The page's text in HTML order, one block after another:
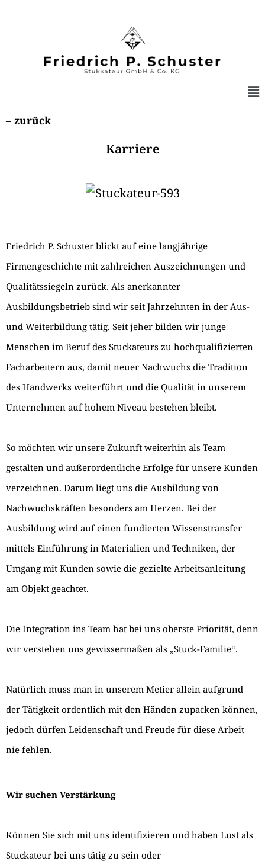
– zurück
Karriere
Friedrich P. Schuster blickt auf eine langjährige
Firmengeschichte mit zahlreichen Auszeichnungen und
Qualitätssiegeln zurück. Als anerkannter
Ausbildungsbetrieb sind wir seit Jahrzehnten in der Aus-
und Weiterbildung tätig. Seit jeher bilden wir junge
Menschen im Beruf des Stuckateurs zu hochqualifizierten
Facharbeitern aus, damit neuer Nachwuchs die Tradition
des Handwerks weiterführt und die Qualität in unserem
Unternehmen auf hohem Niveau bestehen bleibt.
So möchten wir unsere Zukunft weiterhin als Team
gestalten und außerordentliche Erfolge für unsere Kunden
verzeichnen. Darum liegt uns die Ausbildung von
Nachwuchskräften besonders am Herzen. Bei der
Ausbildung wird auf einen fundierten Wissenstransfer
mittels Einführung in Materialien und Techniken, der
Umgang mit Kunden sowie die gezielte Arbeitsanleitung
am Objekt geachtet.
Die Integration ins Team hat bei uns oberste Priorität, denn
wir verstehen uns gewissermaßen als „Stuck-Familie“.
Natürlich muss man in unserem Metier allein aufgrund
der Tätigkeit ordentlich mit den Händen zupacken können,
jedoch dürfen Leidenschaft und Freude für diese Arbeit
nie fehlen.
Wir suchen Verstärkung
Können Sie sich mit uns identifizieren und haben Lust als
Stuckateur bei uns tätig zu sein oder